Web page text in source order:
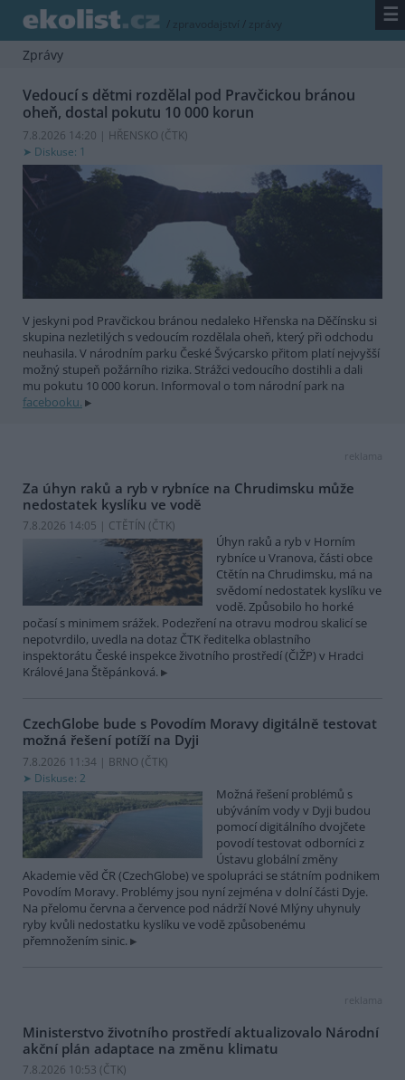
/ zpravodajství / zprávy ☰
Zprávy
Vedoucí s dětmi rozdělal pod Pravčickou bránou
oheň, dostal pokutu 10 000 korun
7.8.2026 14:20 | HŘENSKO (ČTK)
Diskuse: 1
V jeskyni pod Pravčickou bránou nedaleko Hřenska na Děčínsku si
skupina nezletilých s vedoucím rozdělala oheň, který při odchodu
neuhasila. V národním parku České Švýcarsko přitom platí nejvyšší
možný stupeň požárního rizika. Strážci vedoucího dostihli a dali
mu pokutu 10 000 korun. Informoval o tom národní park na
facebooku.
reklama
Za úhyn raků a ryb v rybníce na Chrudimsku může
nedostatek kyslíku ve vodě
7.8.2026 14:05 | CTĚTÍN (ČTK)
Úhyn raků a ryb v Horním
rybníce u Vranova, části obce
Ctětín na Chrudimsku, má na
svědomí nedostatek kyslíku ve
vodě. Způsobilo ho horké
počasí s minimem srážek. Podezření na otravu modrou skalicí se
nepotvrdilo, uvedla na dotaz ČTK ředitelka oblastního
inspektorátu České inspekce životního prostředí (ČIŽP) v Hradci
Králové Jana Štěpánková.
CzechGlobe bude s Povodím Moravy digitálně testovat
možná řešení potíží na Dyji
7.8.2026 11:34 | BRNO (ČTK)
Diskuse: 2
Možná řešení problémů s
ubýváním vody v Dyji budou
pomocí digitálního dvojčete
povodí testovat odborníci z
Ústavu globální změny
Akademie věd ČR (CzechGlobe) ve spolupráci se státním podnikem
Povodím Moravy. Problémy jsou nyní zejména v dolní části Dyje.
Na přelomu června a července pod nádrží Nové Mlýny uhynuly
ryby kvůli nedostatku kyslíku ve vodě způsobenému
přemnožením sinic.
reklama
Ministerstvo životního prostředí aktualizovalo Národní
akční plán adaptace na změnu klimatu
7.8.2026 10:53 (ČTK)